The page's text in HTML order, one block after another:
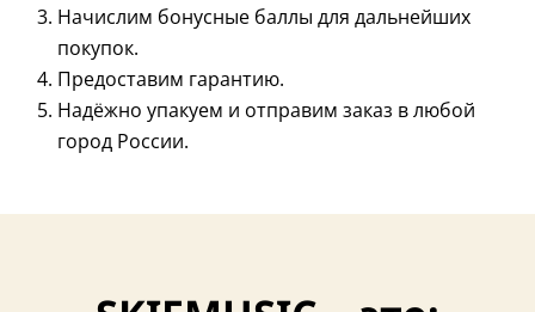
Начислим бонусные баллы для дальнейших
покупок.
Предоставим гарантию.
Надёжно упакуем и отправим заказ в любой
город России.